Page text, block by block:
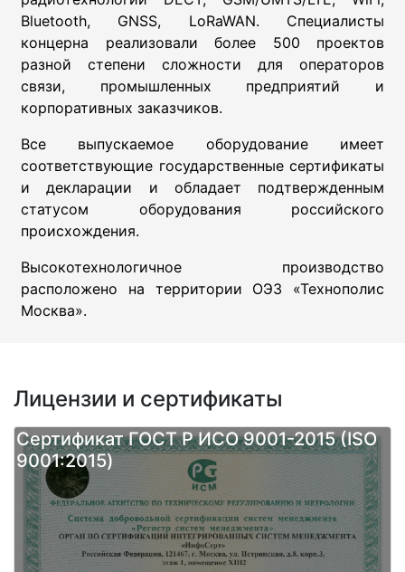
Bluetooth, GNSS, LoRaWAN. Специалисты
концерна реализовали более 500 проектов
разной степени сложности для операторов
связи, промышленных предприятий и
корпоративных заказчиков.
Все выпускаемое оборудование имеет
соответствующие государственные сертификаты
и декларации и обладает подтвержденным
статусом оборудования российского
происхождения.
Высокотехнологичное производство
расположено на территории ОЭЗ «Технополис
Москва».
Лицензии и сертификаты
Сертификат ГОСТ Р ИСО 9001-2015 (ISO
9001:2015)